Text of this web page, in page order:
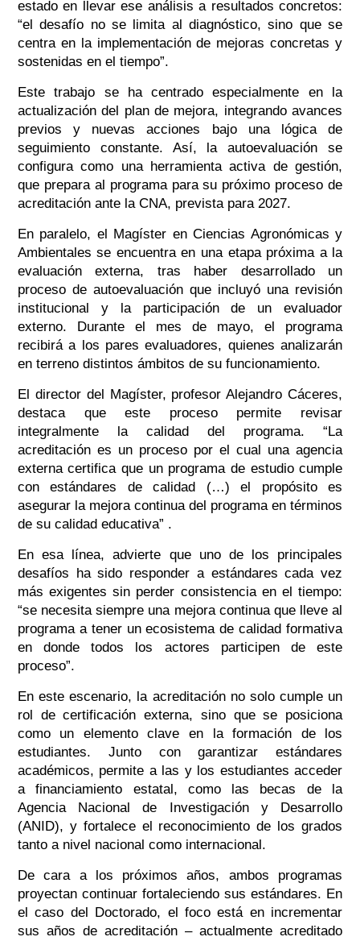
estado en llevar ese análisis a resultados concretos:
“el desafío no se limita al diagnóstico, sino que se
centra en la implementación de mejoras concretas y
sostenidas en el tiempo”.
Este trabajo se ha centrado especialmente en la
actualización del plan de mejora, integrando avances
previos y nuevas acciones bajo una lógica de
seguimiento constante. Así, la autoevaluación se
configura como una herramienta activa de gestión,
que prepara al programa para su próximo proceso de
acreditación ante la CNA, prevista para 2027.
En paralelo, el Magíster en Ciencias Agronómicas y
Ambientales se encuentra en una etapa próxima a la
evaluación externa, tras haber desarrollado un
proceso de autoevaluación que incluyó una revisión
institucional y la participación de un evaluador
externo. Durante el mes de mayo, el programa
recibirá a los pares evaluadores, quienes analizarán
en terreno distintos ámbitos de su funcionamiento.
El director del Magíster, profesor Alejandro Cáceres,
destaca que este proceso permite revisar
integralmente la calidad del programa. “La
acreditación es un proceso por el cual una agencia
externa certifica que un programa de estudio cumple
con estándares de calidad (…) el propósito es
asegurar la mejora continua del programa en términos
de su calidad educativa” .
En esa línea, advierte que uno de los principales
desafíos ha sido responder a estándares cada vez
más exigentes sin perder consistencia en el tiempo:
“se necesita siempre una mejora continua que lleve al
programa a tener un ecosistema de calidad formativa
en donde todos los actores participen de este
proceso”.
En este escenario, la acreditación no solo cumple un
rol de certificación externa, sino que se posiciona
como un elemento clave en la formación de los
estudiantes. Junto con garantizar estándares
académicos, permite a las y los estudiantes acceder
a financiamiento estatal, como las becas de la
Agencia Nacional de Investigación y Desarrollo
(ANID), y fortalece el reconocimiento de los grados
tanto a nivel nacional como internacional.
De cara a los próximos años, ambos programas
proyectan continuar fortaleciendo sus estándares. En
el caso del Doctorado, el foco está en incrementar
sus años de acreditación – actualmente acreditado